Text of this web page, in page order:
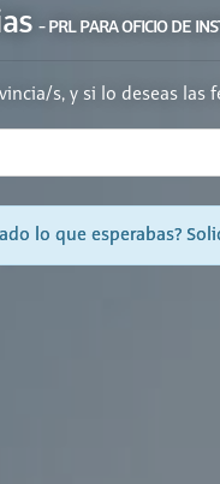
- PRL PARA OFICIO DE
s, y si lo deseas las
lo que esperabas?